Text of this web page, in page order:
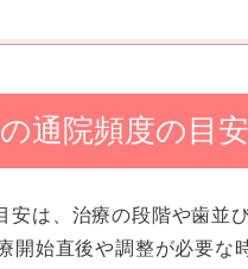
通院頻度の目
安は、治療の段階や歯並
開始直後や調整が必要な